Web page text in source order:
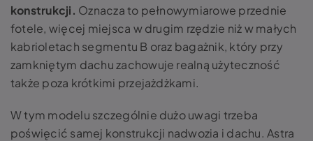
konstrukcji. Oznacza to pełnowymiarowe przednie
fotele, więcej miejsca w drugim rzędzie niż w małych
kabrioletach segmentu B oraz bagażnik, który przy
zamkniętym dachu zachowuje realną użyteczność
także poza krótkimi przejażdżkami.
W tym modelu szczególnie dużo uwagi trzeba
poświęcić samej konstrukcji nadwozia i dachu. Astra